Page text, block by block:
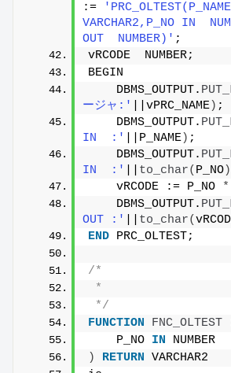
:=
VARCHAR2,P_NO IN
OUT  NUMBER)' ;
vRCODE  NUMBER;
BEGIN
    DBMS_OUTPUT.
ージャ:'
||vPRC_NAME) ;
    DBMS_OUTPUT.
IN  :'
||P_NAME) ;
    DBMS_OUTPUT.
IN  :'
to_char( P_NO
    vRCODE := P_NO
*
    DBMS_OUTPUT.
OUT :'
to_char(
END PRC_OLTEST;
/*
*
*/
FUNCTION
FNC_OLTEST
    P_NO
IN NUMBER
)
RETURN VARCHAR2